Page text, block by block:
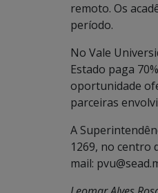
remoto. Os
período.
No Vale
Estado paga
oportunidade
parceiras
A
1269, no centro
mail: